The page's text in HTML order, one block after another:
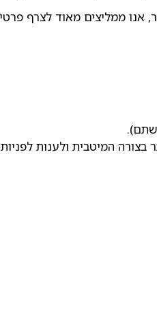
אנו ממליצים מאוד לצרף
המיטבית ולענות